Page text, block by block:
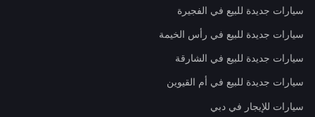
سيارات جديدة للبيع في الفجيرة
سيارات جديدة للبيع في رأس الخيمة
سيارات جديدة للبيع في الشارقة
سيارات جديدة للبيع في أم القيوين
سيارات للإيجار في دبي